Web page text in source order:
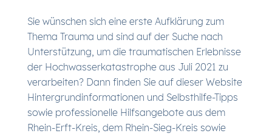
Sie wünschen sich eine erste Aufklärung zum
Thema Trauma und sind auf der Suche nach
Unterstützung, um die traumatischen Erlebnisse
der Hochwasserkatastrophe aus Juli 2021 zu
verarbeiten? Dann finden Sie auf dieser Website
Hintergrundinformationen und Selbsthilfe-Tipps
sowie professionelle Hilfsangebote aus dem
Rhein-Erft-Kreis, dem Rhein-Sieg-Kreis sowie